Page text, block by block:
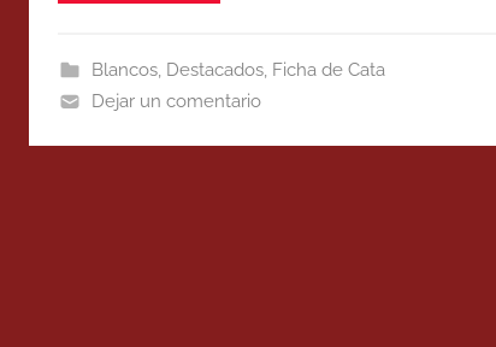
Blancos, Destacados, Ficha de Cata
Dejar un comentario